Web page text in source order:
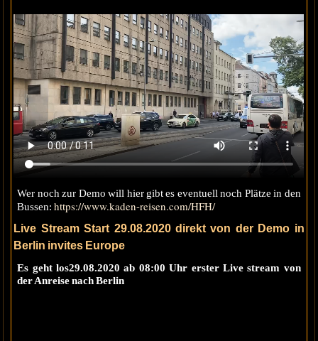
Wer noch zur Demo will hier gibt es eventuell noch Plätze in den
Bussen:https://www.kaden-reisen.com/HFH/
Live Stream Start 29.08.2020 direkt von der Demo in
Berlin invites Europe
Es geht los29.08.2020 ab 08:00 Uhr erster Live stream von
der Anreise nach Berlin